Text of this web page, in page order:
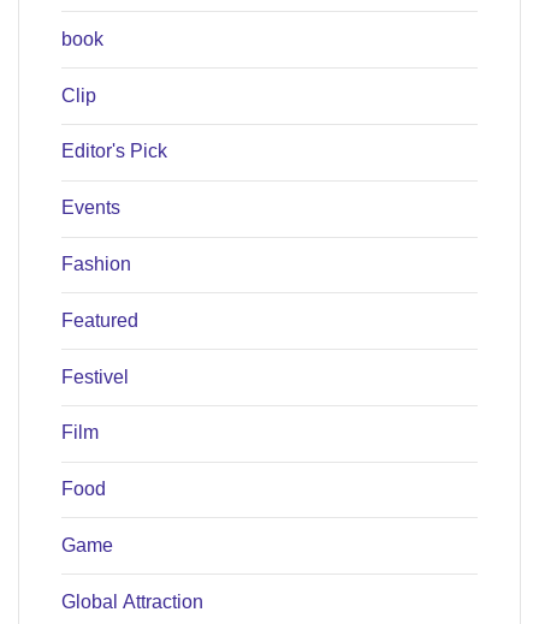
book
Clip
Editor's Pick
Events
Fashion
Featured
Festivel
Film
Food
Game
Global Attraction